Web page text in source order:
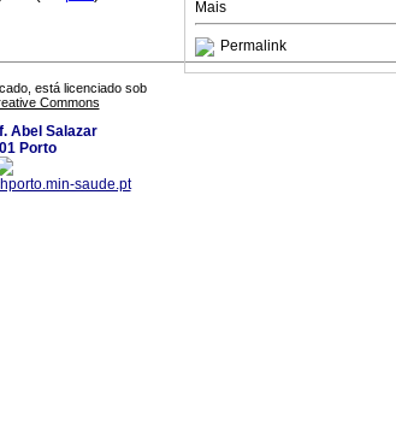
Mais
Permalink
está licenciado sob
Commons
Abel Salazar
Porto
saude.pt